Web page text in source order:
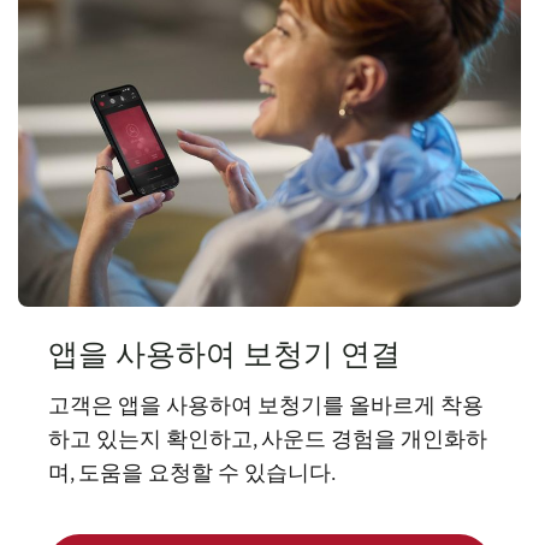
앱을 사용하여 보청기 연결
고객은 앱을 사용하여 보청기를 올바르게 착용
하고 있는지 확인하고, 사운드 경험을 개인화하
며, 도움을 요청할 수 있습니다.